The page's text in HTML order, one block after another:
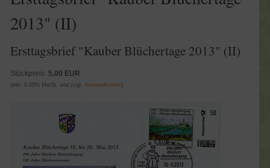
2013" (II)
Ersttagsbrief "Kauber Blüchertage 2013" (II)
Stückpreis: 5,00 EUR
(inkl. 0,00% MwSt. und zzgl.Versandkosten)